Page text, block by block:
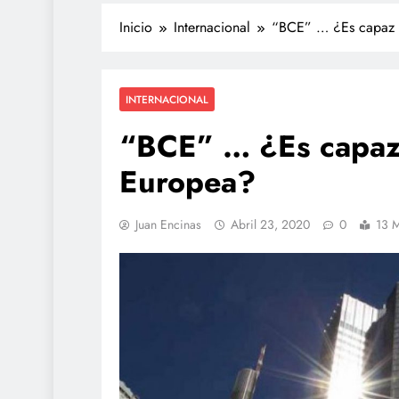
Inicio Internacional “BCE” … ¿Es
INTERNACIONAL
“BCE” … ¿Es
Europea?
Juan Encinas Abril 23, 2020 0 13